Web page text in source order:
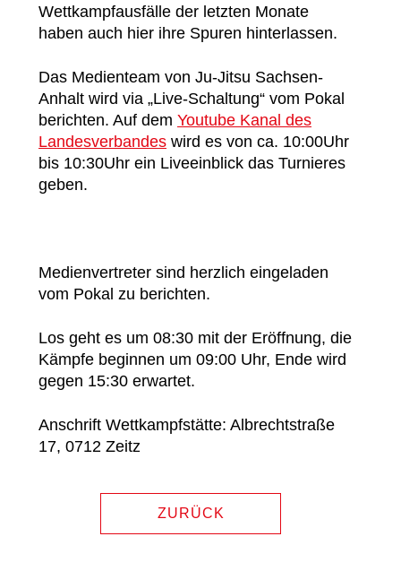
Wettkampfausfälle der letzten Monate
haben auch hier ihre Spuren hinterlassen.
Das Medienteam von Ju-Jitsu Sachsen-
Anhalt wird via „Live-Schaltung“ vom Pokal
berichten. Auf dem Youtube Kanal des
Landesverbandes wird es von ca. 10:00Uhr
bis 10:30Uhr ein Liveeinblick das Turnieres
geben.
Medienvertreter sind herzlich eingeladen
vom Pokal zu berichten.
Los geht es um 08:30 mit der Eröffnung, die
Kämpfe beginnen um 09:00 Uhr, Ende wird
gegen 15:30 erwartet.
Anschrift Wettkampfstätte: Albrechtstraße
17, 0712 Zeitz
ZURÜCK